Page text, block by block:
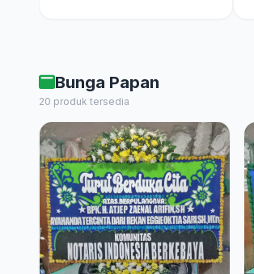
Bunga Papan
20 produk tersedia